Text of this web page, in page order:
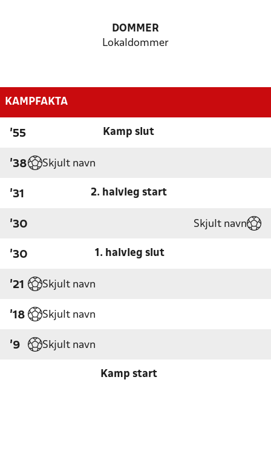
DOMMER
Lokaldommer
KAMPFAKTA
'55 Kamp slut
'38 Skjult navn
'31 2. halvleg start
'30 Skjult navn
'30 1. halvleg slut
'21 Skjult navn
'18 Skjult navn
'9 Skjult navn
Kamp start